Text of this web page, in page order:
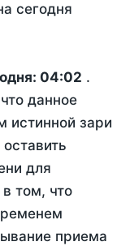
сегодня
04:02 .
данное
истинной зари
для
том, что
приема